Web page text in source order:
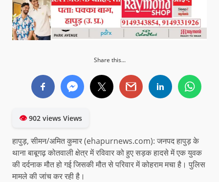
Share this...
👁902 views Views
हापुड़, सीमन/अमित कुमार (ehapurnews.com): जनपद हापुड़ के
थाना बाबूगढ़ कोतवाली क्षेत्र में रविवार को हुए सड़क हादसे में एक युवक
की दर्दनाक मौत हो गई जिसकी मौत से परिवार में कोहराम मचा है। पुलिस
मामले की जांच कर रही है।